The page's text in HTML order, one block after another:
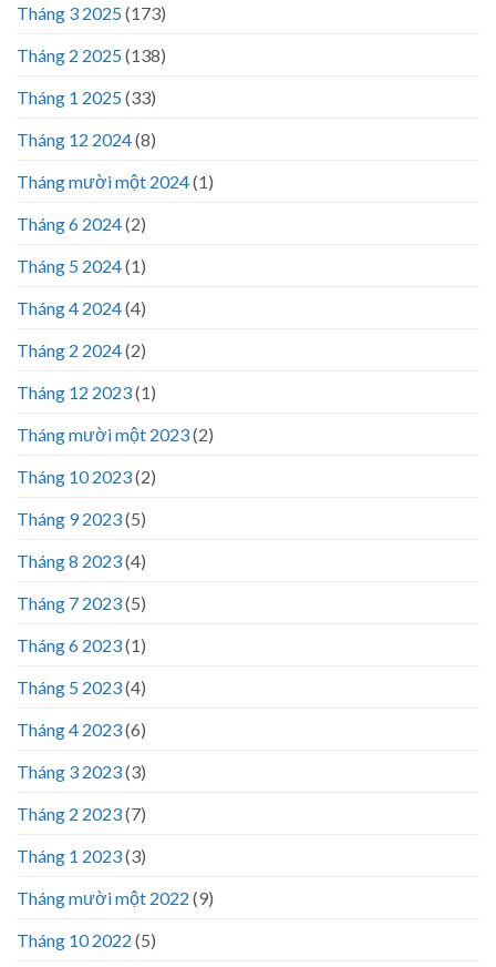
Tháng 3 2025(173)
Tháng 2 2025(138)
Tháng 1 2025(33)
Tháng 12 2024(8)
Tháng mười một 2024(1)
Tháng 6 2024(2)
Tháng 5 2024(1)
Tháng 4 2024(4)
Tháng 2 2024(2)
Tháng 12 2023(1)
Tháng mười một 2023(2)
Tháng 10 2023(2)
Tháng 9 2023(5)
Tháng 8 2023(4)
Tháng 7 2023(5)
Tháng 6 2023(1)
Tháng 5 2023(4)
Tháng 4 2023(6)
Tháng 3 2023(3)
Tháng 2 2023(7)
Tháng 1 2023(3)
Tháng mười một 2022 (9)
Tháng 10 2022 (5)